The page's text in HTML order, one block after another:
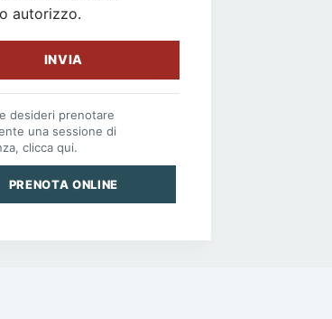
autorizzo.
INVIA
desideri prenotare
una sessione di
clicca qui.
PRENOTA ONLINE